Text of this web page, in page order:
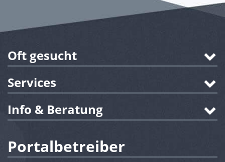
Oft gesucht
Services
Info & Beratung
Portalbetreiber